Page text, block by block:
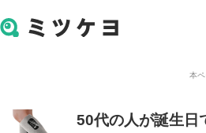
本
50代の人が誕生日